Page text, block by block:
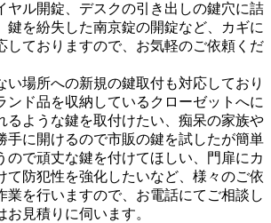
ヤル開錠、デスクの引き出しの鍵穴に詰
鍵を紛失した南京錠の開錠など、カギに
しておりますので、お気軽のご依頼くだ
い場所への新規の鍵取付も対応しており
ンド品を収納しているクローゼットへに
るような鍵を取付けたい、痴呆の家族や
手に開けるので市販の鍵を試したが簡単
ので頑丈な鍵を付けてほしい、門扉にカ
て防犯性を強化したいなど、様々のご依
業を行いますので、お電話にてご相談し
見積りに伺います。